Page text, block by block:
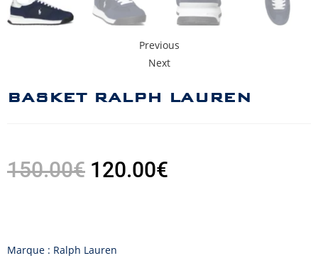
Previous
Next
BASKET RALPH LAUREN
150.00€ 120.00€
Marque : Ralph Lauren